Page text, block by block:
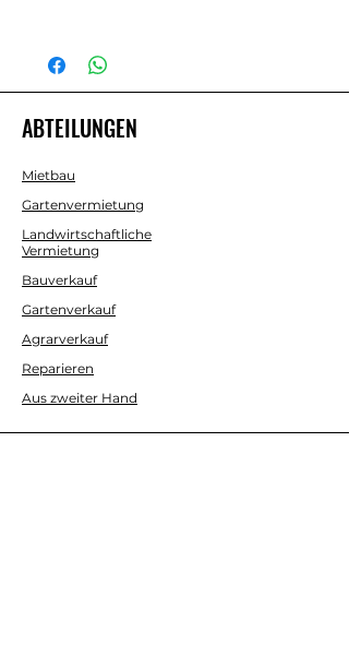
ABTEILUNGEN
Mietbau
Gartenvermietung
Landwirtschaftliche
Vermietung
Bauverkauf
Gartenverkauf
Agrarverkauf
Reparieren
Aus zweiter Hand